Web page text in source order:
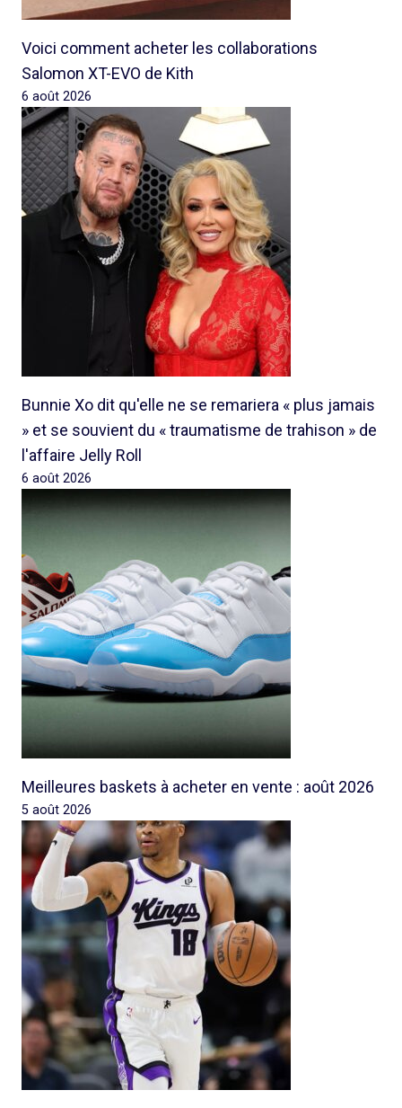
Voici comment acheter les collaborations
Salomon XT-EVO de Kith
6 août 2026
Bunnie Xo dit qu'elle ne se remariera « plus jamais
» et se souvient du « traumatisme de trahison » de
l'affaire Jelly Roll
6 août 2026
Meilleures baskets à acheter en vente : août 2026
5 août 2026